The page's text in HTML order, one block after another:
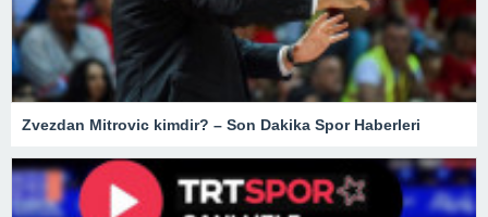
Zvezdan Mitrovic kimdir? – Son Dakika Spor Haberleri